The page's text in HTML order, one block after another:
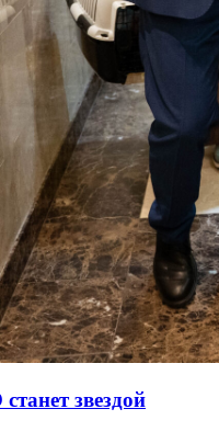
звездой